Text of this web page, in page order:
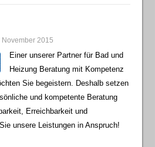
November 2015
Einer unserer Partner für Bad und
Heizung Beratung mit Kompetenz
Sie begeistern. Deshalb setzen
und kompetente Beratung
Erreichbarkeit und
unsere Leistungen in Anspruch!